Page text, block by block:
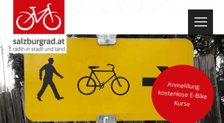
Anmeldung
kostenlose E-Bike
Kurse